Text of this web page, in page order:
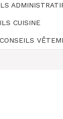
CUISINE
CONSEILS